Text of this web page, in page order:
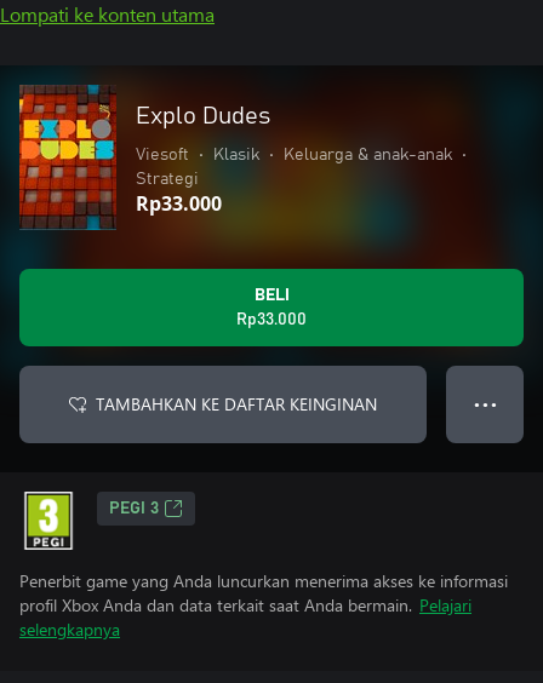
Lompati ke konten utama
Explo Dudes
Viesoft • Klasik • Keluarga & anak-anak
•
Strategi
Rp33.000
BELI
Rp33.000
TAMBAHKAN KE DAFTAR KEINGINAN ● ● ●
PEGI 3
Penerbit game yang Anda luncurkan menerima akses ke informasi
profil Xbox Anda dan data terkait saat Anda bermain. Pelajari
selengkapnya